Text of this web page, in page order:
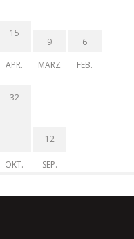
15
APR.
9
MÄRZ
6
FEB.
32
OKT.
12
SEP.